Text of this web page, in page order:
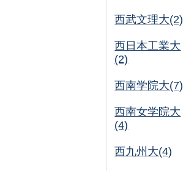
西武文理大(2)
西日本工業大
(2)
西南学院大(7)
西南女学院大
(4)
西九州大(4)